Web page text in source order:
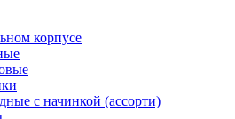
корпусе
с начинкой (ассорти)